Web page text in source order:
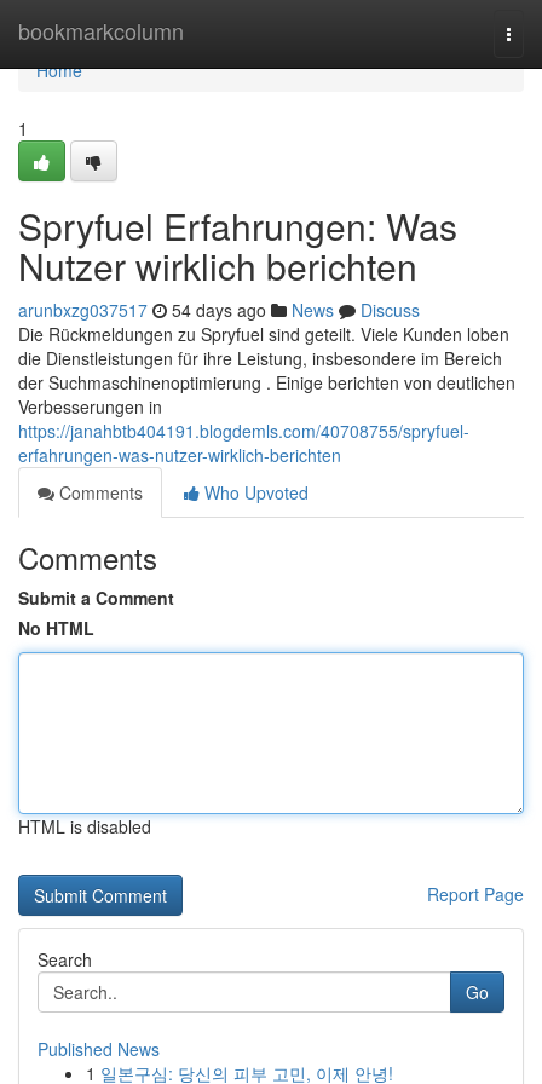
bookmarkcolumn
Home
Home
1
Spryfuel Erfahrungen: Was
Nutzer wirklich berichten
arunbxzg037517 54 days ago News
Discuss
Die Rückmeldungen zu Spryfuel sind geteilt. Viele Kunden loben
die Dienstleistungen für ihre Leistung, insbesondere im Bereich
der Suchmaschinenoptimierung . Einige berichten von deutlichen
Verbesserungen in
https://janahbtb404191.blogdemls.com/40708755/spryfuel-
erfahrungen-was-nutzer-wirklich-berichten
Comments
Who Upvoted
Comments
Submit a Comment
No HTML
HTML is disabled
Report Page
Search
Go
Published News
1 일본구심: 당신의 피부 고민, 이제 안녕!